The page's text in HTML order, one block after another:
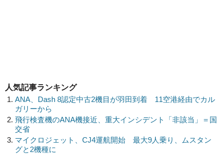
人気記事ランキング
ANA、Dash 8認定中古2機目が羽田到着 11空港経由でカル
ガリーから
飛行検査機のANA機接近、重大インシデント「非該当」＝国
交省
マイクロジェット、CJ4運航開始 最大9人乗り、ムスタン
グと2機種に